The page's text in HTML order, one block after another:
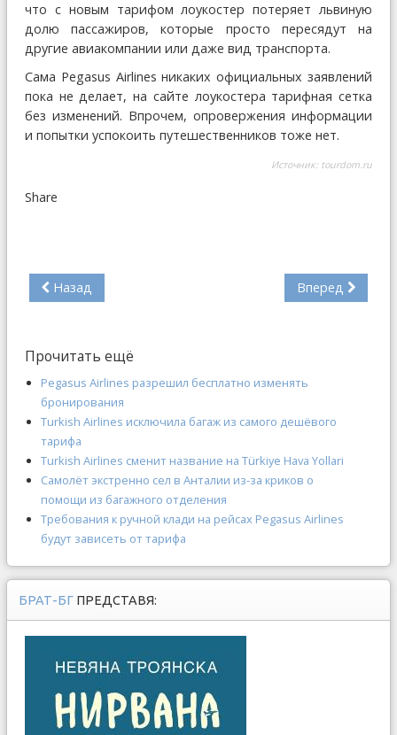
что с новым тарифом лоукостер потеряет львиную
долю пассажиров, которые просто пересядут на
другие авиакомпании или даже вид транспорта.
Сама Pegasus Airlines никаких официальных заявлений
пока не делает, на сайте лоукостера тарифная сетка
без изменений. Впрочем, опровержения информации
и попытки успокоить путешественников тоже нет.
Источник: tourdom.ru
Share
Назад Вперед
Прочитать ещё
Pegasus Airlines разрешил бесплатно изменять
бронирования
Turkish Airlines исключила багаж из самого дешёвого
тарифа
Turkish Airlines сменит название на Türkiye Hava Yollari
Самолёт экстренно сел в Анталии из-за криков о
помощи из багажного отделения
Требования к ручной клади на рейсах Pegasus Airlines
будут зависеть от тарифа
БРАТ-БГ ПРЕДСТАВЯ: